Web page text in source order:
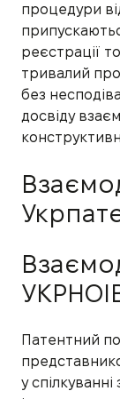
процедури
реєстрації
тривалий
без
досвіду
Патентний
у